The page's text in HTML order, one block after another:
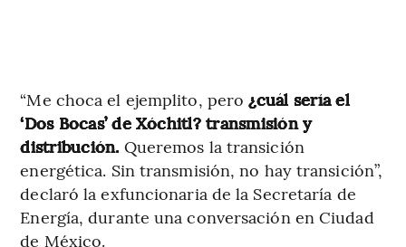
“Me choca el ejemplito, pero ¿cuál sería el
‘Dos Bocas’ de Xóchitl? transmisión y
distribución. Queremos la transición
energética. Sin transmisión, no hay transición”,
declaró la exfuncionaria de la Secretaría de
Energía, durante una conversación en Ciudad
de México.